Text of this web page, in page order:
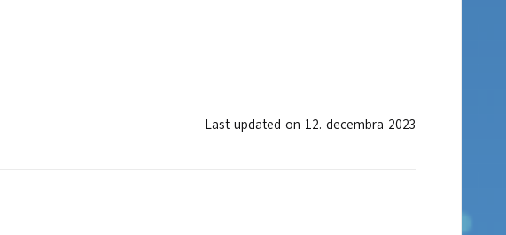
Last updated on 12. decembra 2023